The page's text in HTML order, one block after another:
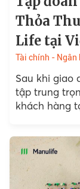
Thỏa
Life tại
Tài chính - Ngân
Sau khi giao
tập trung
khách hàng